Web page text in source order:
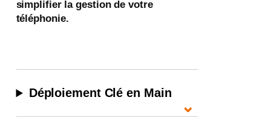
simplifier la gestion de votre
téléphonie.
Déploiement Clé en Main
⌄